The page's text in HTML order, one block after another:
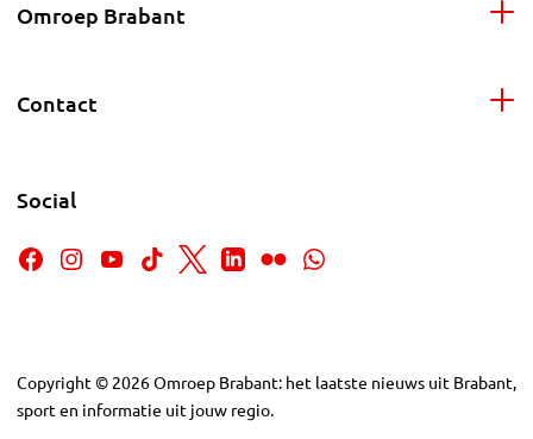
Omroep Brabant
Contact
Social
Copyright © 2026Omroep Brabant: het laatste nieuws uit Brabant,
sport en informatie uit jouw regio.